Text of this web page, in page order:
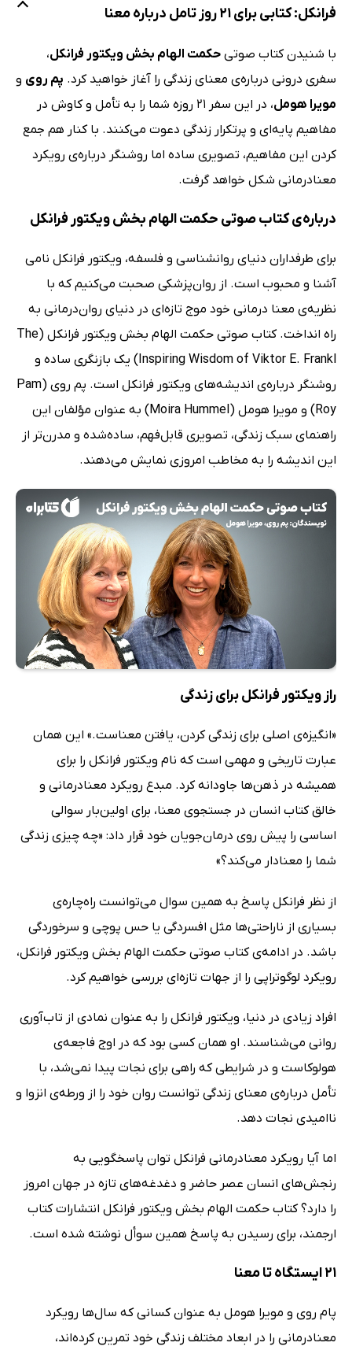
فرانکل: کتابی برای 21 روز تامل درباره معنا
با شنیدن کتاب صوتی حکمت الهام بخش ویکتور فرانکل،
سفری درونی درباره‌ی معنای زندگی را آغاز خواهید کرد. پم روی و
مویرا هومل
، در این سفر 21 روزه شما را به تأمل و کاوش در
مفاهیم پایه‌ای و پرتکرار زندگی دعوت می‌کنند. با کنار هم جمع
کردن این مفاهیم، تصویری ساده اما روشنگر درباره‌ی رویکرد
معنادرمانی شکل خواهد گرفت.
درباره‌ی کتاب صوتی حکمت الهام بخش ویکتور فرانکل
برای طرفداران دنیای روانشناسی و فلسفه، ویکتور فرانکل نامی
آشنا و محبوب است. از روان‌پزشکی صحبت می‌کنیم که با
نظریه‌ی معنا درمانی خود موج تازه‌ای در دنیای روان‌درمانی به
راه انداخت. کتاب صوتی حکمت الهام بخش ویکتور فرانکل (The
Inspiring Wisdom of Viktor E. Frankl) یک بازنگری ساده و
روشنگر درباره‌ی اندیشه‌های ویکتور فرانکل است. پم روی (Pam
Roy) و مویرا هومل (Moira Hummel) به عنوان مؤلفان این
راهنمای سبک زندگی، تصویری قابل‌فهم‌، ساده‌شده و مدرن‌تر از
این اندیشه را به مخاطب امروزی نمایش می‌دهند.
راز ویکتور فرانکل برای زندگی
«انگیزه‌ی اصلی برای زندگی کردن، یافتن معناست.» این همان
عبارت تاریخی و مهمی است که نام ویکتور فرانکل را برای
همیشه در ذهن‌ها جاودانه کرد. مبدع رویکرد معنادرمانی و
خالق کتاب انسان در جستجوی معنا، برای اولین‌بار سوالی
اساسی را پیش روی درمان‌جویان خود قرار داد: «چه چیزی زندگی
شما را معنادار می‌کند؟»
از نظر فرانکل پاسخ به همین سوال می‌توانست راه‌چاره‌ی
بسیاری از ناراحتی‌ها مثل افسردگی یا حس پوچی و سرخوردگی
باشد. در ادامه‌ی کتاب صوتی حکمت الهام بخش ویکتور فرانکل،
رویکرد لوگوتراپی را از جهات تازه‌ای بررسی خواهیم کرد.
افراد زیادی در دنیا، ویکتور فرانکل را به عنوان نمادی از تاب‌آوری
روانی می‌شناسند. او همان کسی بود که در اوج فاجعه‌ی
هولوکاست و در شرایطی که راهی برای نجات پیدا نمی‌شد، با
تأمل درباره‌ی معنای زندگی توانست روان خود را از ورطه‌ی انزوا و
ناامیدی نجات دهد.
اما آیا رویکرد معنادرمانی فرانکل توان پاسخگویی به
رنجش‌های انسان عصر حاضر و دغدغه‌های تازه در جهان امروز
را دارد؟ کتاب حکمت الهام بخش ویکتور فرانکل انتشارات کتاب
ارجمند، برای رسیدن به پاسخ همین سوأل نوشته شده است.
21 ایستگاه تا معنا
پام روی و مویرا هومل به عنوان کسانی که سال‌ها رویکرد
معنادرمانی را در ابعاد مختلف زندگی خود تمرین کرده‌اند،